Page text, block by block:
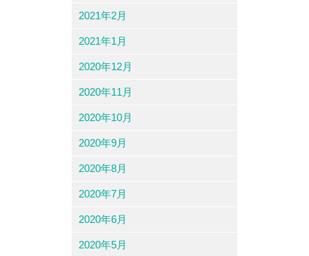
2021年2月
2021年1月
2020年12月
2020年11月
2020年10月
2020年9月
2020年8月
2020年7月
2020年6月
2020年5月